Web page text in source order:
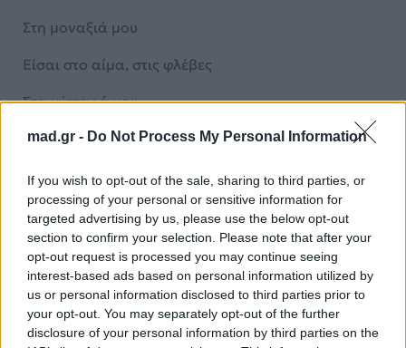
mad.gr - Do Not Process My Personal Information
If you wish to opt-out of the sale, sharing to third parties, or
processing of your personal or sensitive information for
targeted advertising by us, please use the below opt-out
section to confirm your selection. Please note that after your
opt-out request is processed you may continue seeing
interest-based ads based on personal information utilized by
us or personal information disclosed to third parties prior to
your opt-out. You may separately opt-out of the further
disclosure of your personal information by third parties on the
Στη μοναξιά μου
Είσαι στο αίμα, στις φλέβες
Στα κύτταρά μου
Είσαι στον αέρα που αναπνέω
Στη μοναξιά μου
Εσύ, τη ζωή μου ορίζεις εσύ
Το μυαλό μου τρελαίνεις εσύ
Σε όλα υπάρχεις εσύ
Κι ας μην είσαι εδώ